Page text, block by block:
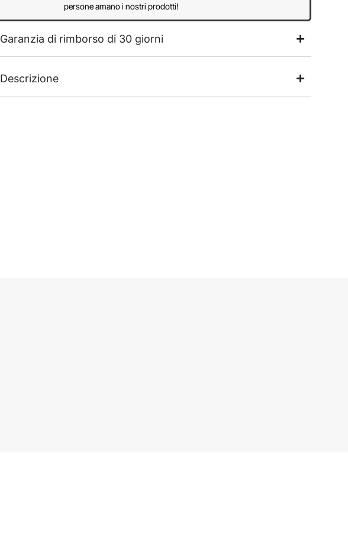
persone amano i nostri prodotti!
Garanzia di rimborso di 30 giorni
Descrizione